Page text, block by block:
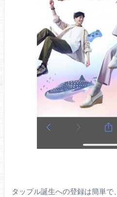
タップル誕生への登録は簡単で